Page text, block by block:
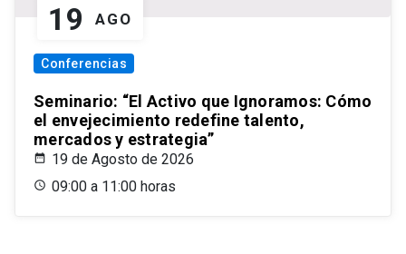
19 AGO
Conferencias
Seminario: “El Activo que Ignoramos: Cómo
el envejecimiento redefine talento,
mercados y estrategia”
19 de Agosto de 2026
09:00 a 11:00 horas